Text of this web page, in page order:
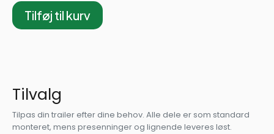
Tilføj til kurv
Tilvalg
Tilpas din trailer efter dine behov. Alle dele er som standard
monteret, mens presenninger og lignende leveres løst.